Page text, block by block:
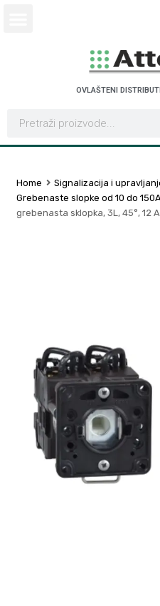
OVLAŠTENI
Home Signalizacija i
Grebenaste slopke od 10 do
grebenasta sklopka, 3L, 45°, 12